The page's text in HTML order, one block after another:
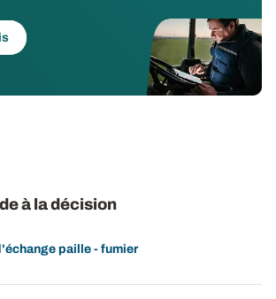
à la décision
paille - fumier